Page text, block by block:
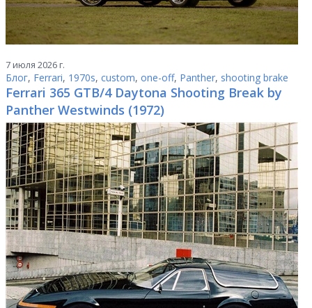
7 июля 2026 г.
Блог, Ferrari, 1970s, custom, one-off, Panther, shooting brake
Ferrari 365 GTB/4 Daytona Shooting Break by
Panther Westwinds (1972)